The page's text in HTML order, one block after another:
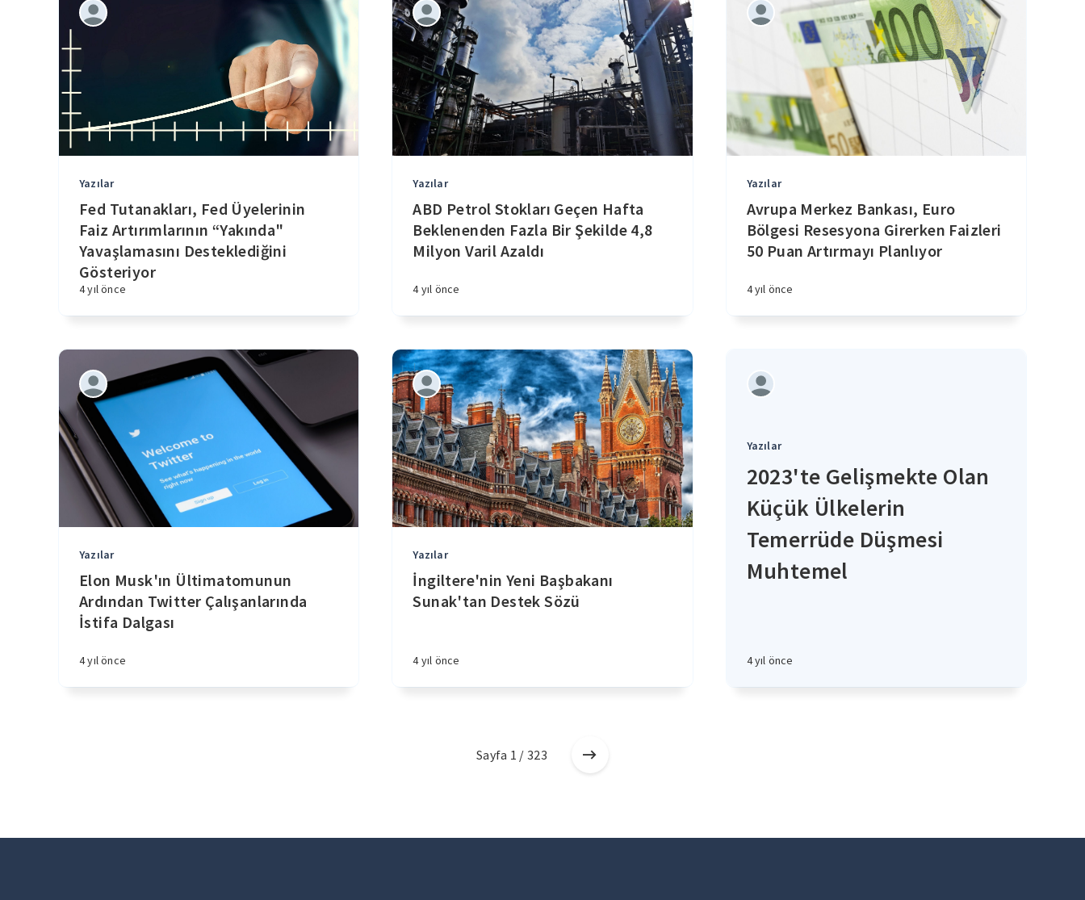
Yazılar
Fed Tutanakları, Fed Üyelerinin
Faiz Artırımlarının “Yakında"
Yavaşlamasını Desteklediğini
Gösteriyor
4 yıl önce
Yazılar
ABD Petrol Stokları Geçen Hafta
Beklenenden Fazla Bir Şekilde 4,8
Milyon Varil Azaldı
4 yıl önce
Yazılar
Avrupa Merkez Bankası, Euro
Bölgesi Resesyona Girerken Faizleri
50 Puan Artırmayı Planlıyor
4 yıl önce
Yazılar
Elon Musk'ın Ültimatomunun
Ardından Twitter Çalışanlarında
İstifa Dalgası
4 yıl önce
Yazılar
İngiltere'nin Yeni Başbakanı
Sunak'tan Destek Sözü
4 yıl önce
Yazılar
2023'te Gelişmekte Olan
Küçük Ülkelerin
Temerrüde Düşmesi
Muhtemel
4 yıl önce
Sayfa 1 / 323